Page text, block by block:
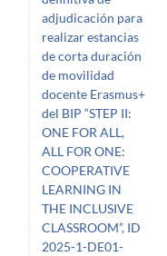
adjudicación para
realizar estancias
de corta duración
de movilidad
docente Erasmus+
del BIP “STEP II:
ONE FOR ALL,
ALL FOR ONE:
COOPERATIVE
LEARNING IN
THE INCLUSIVE
CLASSROOM”, ID
2025-1-DE01-